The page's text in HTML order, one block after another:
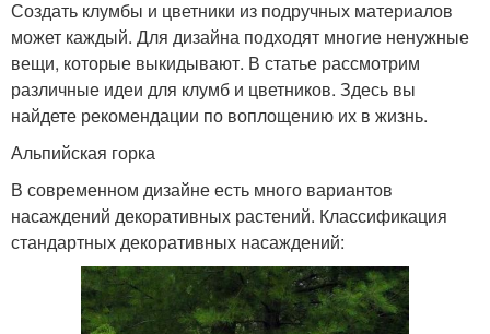
Создать клумбы и цветники из подручных материалов
может каждый. Для дизайна подходят многие ненужные
вещи, которые выкидывают. В статье рассмотрим
различные идеи для клумб и цветников. Здесь вы
найдете рекомендации по воплощению их в жизнь.
Альпийская горка
В современном дизайне есть много вариантов
насаждений декоративных растений. Классификация
стандартных декоративных насаждений: